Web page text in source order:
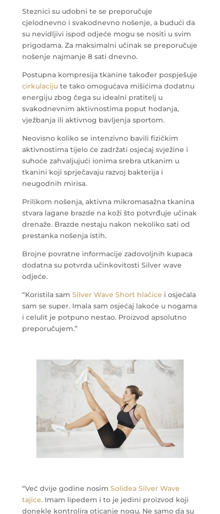
Steznici su udobni te se preporučuje
cjelodnevno i svakodnevno nošenje, a budući da
su nevidljivi ispod odjeće mogu se nositi u svim
prigodama. Za maksimalni učinak se preporučuje
nošenje najmanje 8 sati dnevno.
Postupna kompresija tkanine također pospješuje
cirkulacijute tako omogućava mišićima dodatnu
energiju zbog čega su idealni pratitelj u
svakodnevnim aktivnostima poput hodanja,
vježbanja ili aktivnog bavljenja sportom.
Neovisno koliko se intenzivno bavili fizičkim
aktivnostima tijelo će zadržati osjećaj svježine i
suhoće zahvaljujući ionima srebra utkanim u
tkanini koji sprječavaju razvoj bakterija i
neugodnih mirisa.
Prilikom nošenja, aktivna mikromasažna tkanina
stvara lagane brazde na koži što potvrđuje učinak
drenaže. Brazde nestaju nakon nekoliko sati od
prestanka nošenja istih.
Brojne povratne informacije zadovoljnih kupaca
dodatna su potvrda učinkovitosti Silver wave
odjeće.
“Koristila sam Silver Wave Short hlačice i osjećala
sam se super. Imala sam osjećaj lakoće u nogama
i celulit je potpuno nestao. Proizvod apsolutno
preporučujem.”
“Već dvije godine nosim Solidea Silver Wave
tajice. Imam lipedem i to je jedini proizvod koji
donekle kontrolira oticanje nogu. Ne samo da su